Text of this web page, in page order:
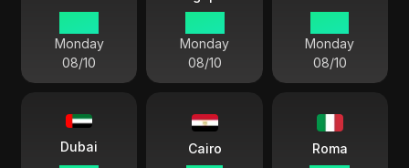
Monday
08/10
Monday
08/10
Monday
08/10
Dubai Cairo Roma